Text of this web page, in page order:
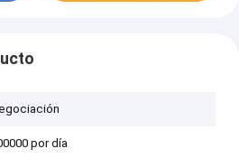
por día